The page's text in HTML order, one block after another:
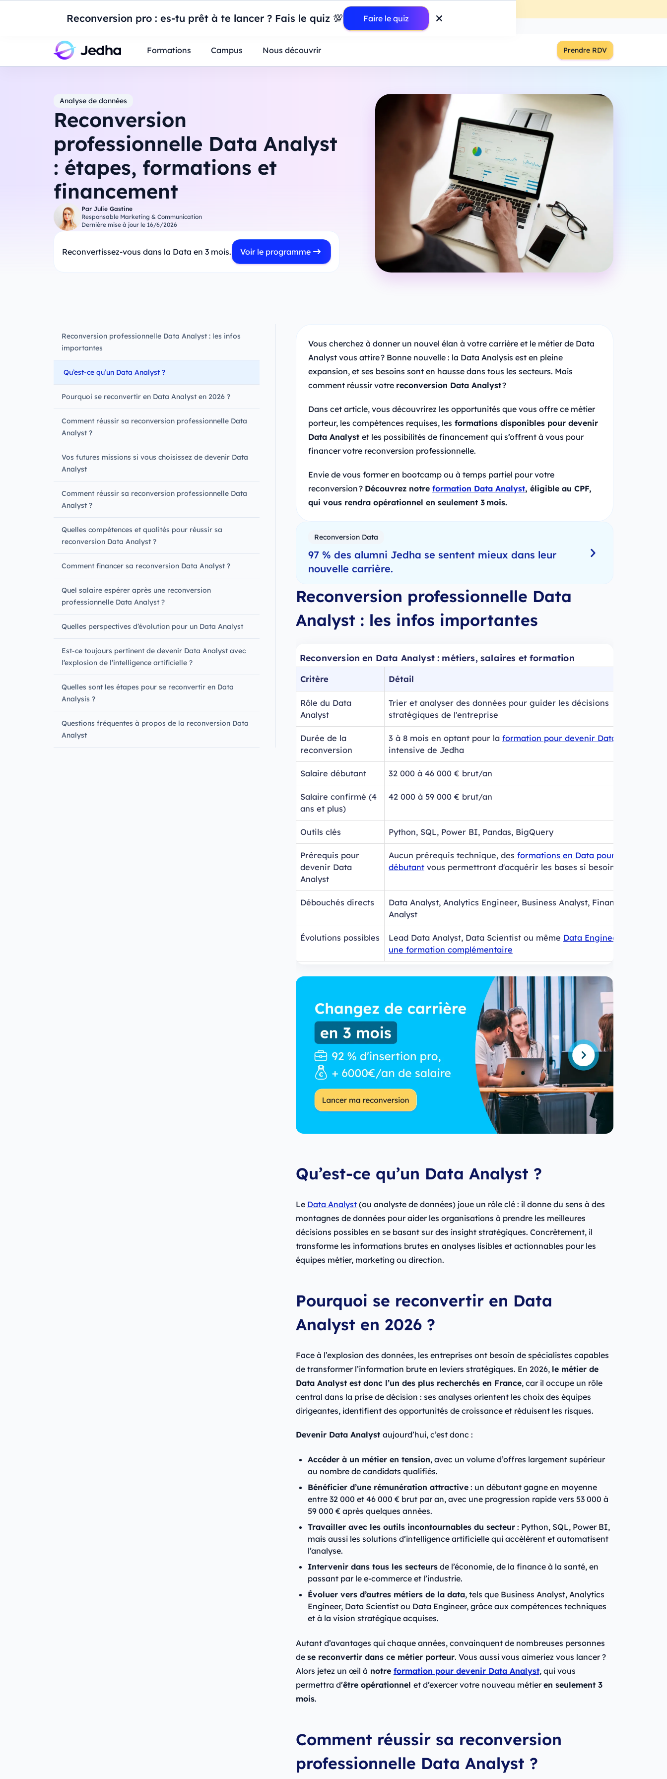
Reconversion pro : es-tu prêt à te lancer ? Fais le quiz 💯 Faire le quiz
Introduction à Power BI : construisez votre premier dashboard de A à Z-Mardi
Étudiants Parents
Formations Campus Nous découvrir Prendre RDV
Analyse de données
Reconversion
professionnelle Data Analyst
: étapes, formations et
financement
Par Julie Gastine
Responsable Marketing & Communication
Dernière mise à jour le 16/6/2026
Reconvertissez-vous dans la Data en 3 mois. Voir le programme
Reconversion professionnelle Data Analyst : les infos
importantes
Qu’est-ce qu’un Data Analyst ?
Pourquoi se reconvertir en Data Analyst en 2026 ?
Comment réussir sa reconversion professionnelle Data
Analyst ?
Vos futures missions si vous choisissez de devenir Data
Analyst
Comment réussir sa reconversion professionnelle Data
Analyst ?
Quelles compétences et qualités pour réussir sa
reconversion Data Analyst ?
Comment financer sa reconversion Data Analyst ?
Quel salaire espérer après une reconversion
professionnelle Data Analyst ?
Quelles perspectives d’évolution pour un Data Analyst
Est-ce toujours pertinent de devenir Data Analyst avec
l’explosion de l’intelligence artificielle ?
Quelles sont les étapes pour se reconvertir en Data
Analysis ?
Questions fréquentes à propos de la reconversion Data
Analyst
Vous cherchez à donner un nouvel élan à votre carrière et le métier de Data
Analyst vous attire ? Bonne nouvelle : la Data Analysis est en pleine
expansion, et ses besoins sont en hausse dans tous les secteurs. Mais
comment réussir votre reconversion Data Analyst?
Dans cet article, vous découvrirez les opportunités que vous offre ce métier
porteur, les compétences requises, les formations disponibles pour devenir
Data Analyst et les possibilités de financement qui s’offrent à vous pour
financer votre reconversion professionnelle.
Envie de vous former en bootcamp ou à temps partiel pour votre
reconversion ? Découvrez notre formation Data Analyst, éligible au CPF,
qui vous rendra opérationnel en seulement 3 mois.
Reconversion Data
97 % des alumni Jedha se sentent mieux dans leur
nouvelle carrière.
Reconversion professionnelle Data
Analyst : les infos importantes
Reconversion en Data Analyst : métiers, salaires et formation
Critère Détail
Rôle du Data
Analyst
Trier et analyser des données pour guider les décisions
stratégiques de l'entreprise
Durée de la
reconversion
3 à 8 mois en optant pour la formation pour devenir Data Analyst
intensive de Jedha
Salaire débutant 32 000 à 46 000 € brut/an
Salaire confirmé (4
ans et plus)
42 000 à 59 000 € brut/an
Outils clés Python, SQL, Power BI, Pandas, BigQuery
Prérequis pour
devenir Data
Analyst
Aucun prérequis technique, des formations en Data pour
débutantvous permettront d'acquérir les bases si besoin
Débouchés directs
Data Analyst, Analytics Engineer, Business Analyst, Financial
Analyst
Évolutions possibles Lead Data Analyst, Data Scientist ou même Data Engineer après
une formation complémentaire
Qu’est-ce qu’un Data Analyst ?
Le Data Analyst(ou analyste de données) joue un rôle clé : il donne du sens à des
montagnes de données pour aider les organisations à prendre les meilleures
décisions possibles en se basant sur des insight stratégiques. Concrètement, il
transforme les informations brutes en analyses lisibles et actionnables pour les
équipes métier, marketing ou direction.
Pourquoi se reconvertir en Data
Analyst en 2026 ?
Face à l’explosion des données, les entreprises ont besoin de spécialistes capables
de transformer l’information brute en leviers stratégiques. En 2026, le métier de
Data Analyst est donc l’un des plus recherchés en France, car il occupe un rôle
central dans la prise de décision : ses analyses orientent les choix des équipes
dirigeantes, identifient des opportunités de croissance et réduisent les risques.
Devenir Data Analyst aujourd’hui, c’est donc :
Accéder à un métier en tension, avec un volume d’offres largement supérieur
au nombre de candidats qualifiés.
Bénéficier d’une rémunération attractive: un débutant gagne en moyenne
entre 32 000 et 46 000 € brut par an, avec une progression rapide vers 53 000 à
59 000 € après quelques années.
Travailler avec les outils incontournables du secteur: Python, SQL, Power BI,
mais aussi les solutions d’intelligence artificielle qui accélèrent et automatisent
l’analyse.
Intervenir dans tous les secteursde l’économie, de la finance à la santé, en
passant par le e-commerce et l’industrie.
Évoluer vers d’autres métiers de la data, tels que Business Analyst, Analytics
Engineer, Data Scientist ou Data Engineer, grâce aux compétences techniques
et à la vision stratégique acquises.
Autant d’avantages qui chaque années, convainquent de nombreuses personnes
de se reconvertir dans ce métier porteur. Vous aussi vous aimeriez vous lancer ?
Alors jetez un œil à notre formation pour devenir Data Analyst, qui vous
permettra d’être opérationnel et d’exercer votre nouveau métieren seulement 3
mois.
Comment réussir sa reconversion
professionnelle Data Analyst ?